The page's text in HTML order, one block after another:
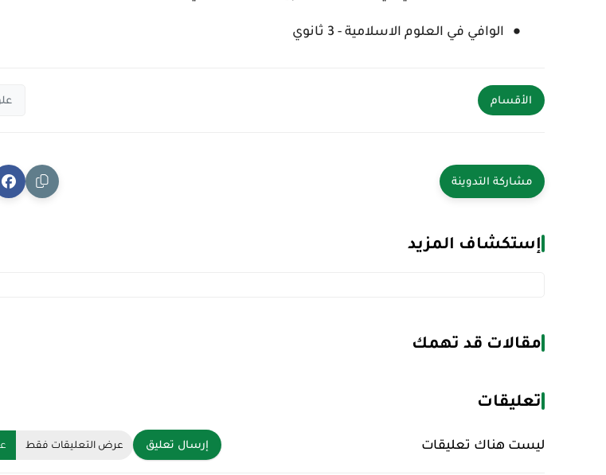
الوافي في العلوم الاسلامية - 3 ثانوي
الأقسام
إستكشاف المزيد
مقالات قد تهمك
تعليقات
ليست هناك تعليقات إرسال تعليق عرض التعليقات فقط